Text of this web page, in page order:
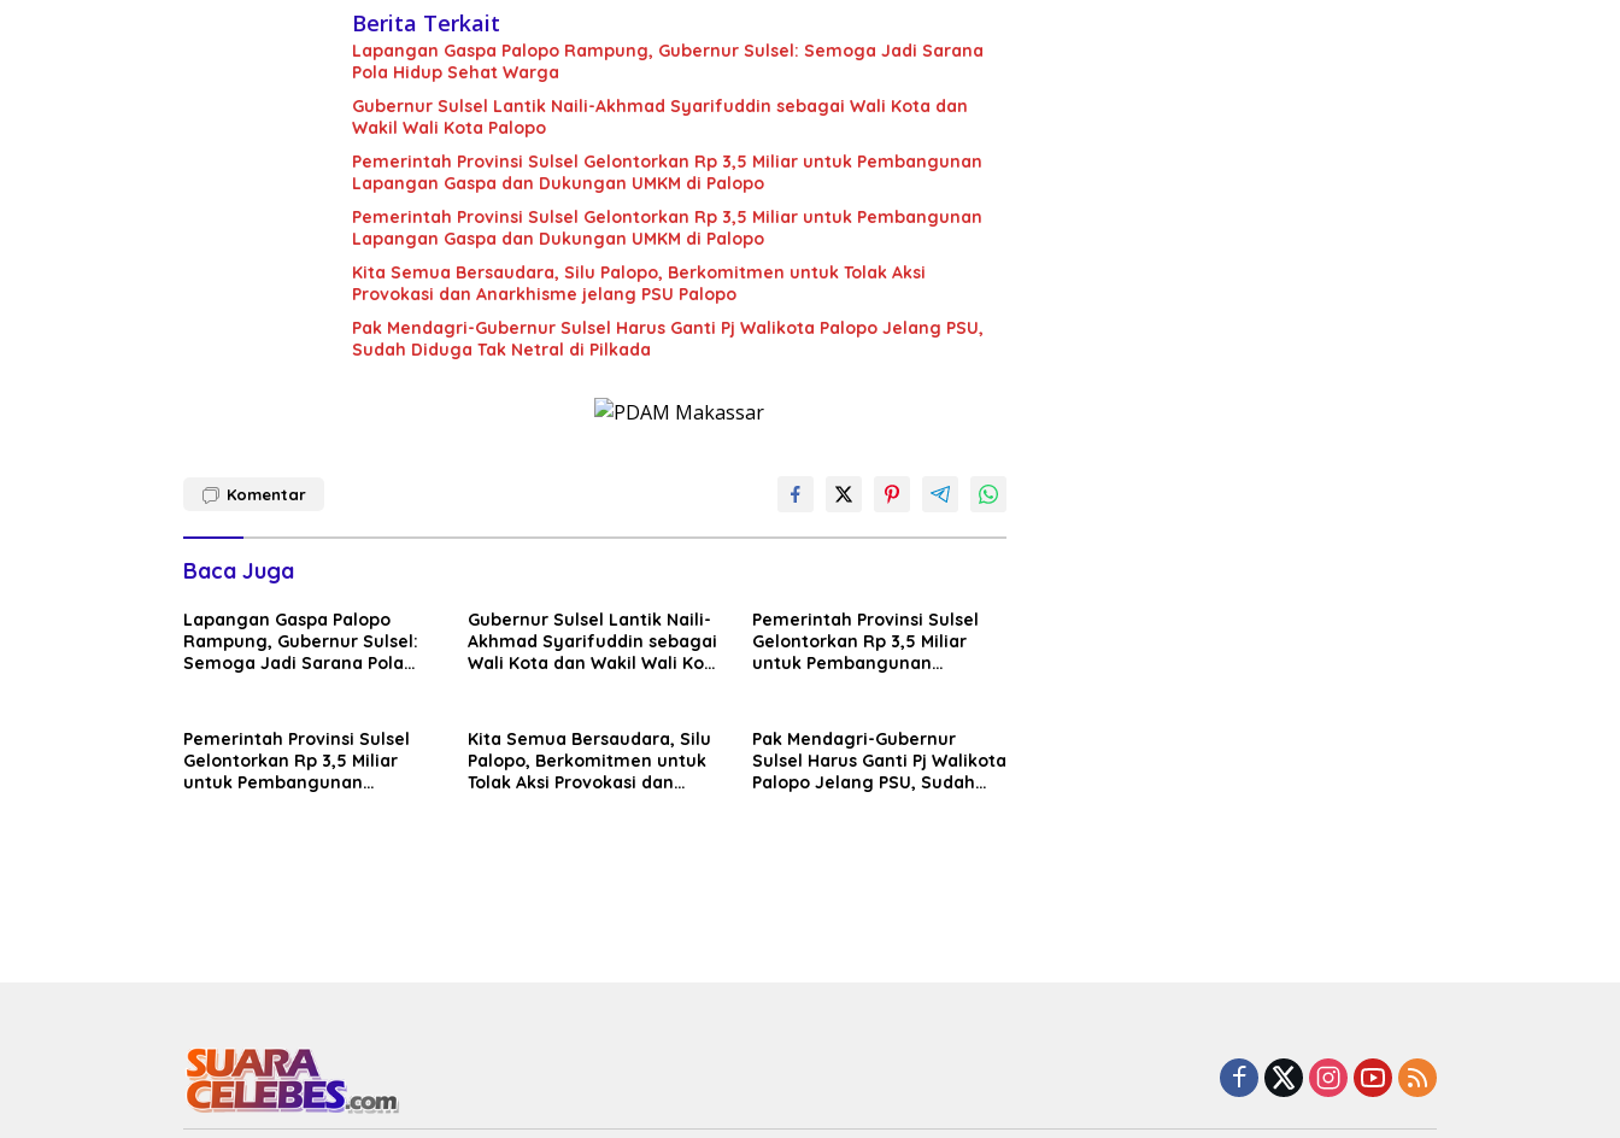
Berita Terkait
Lapangan Gaspa Palopo Rampung, Gubernur Sulsel: Semoga Jadi Sarana
Pola Hidup Sehat Warga
Gubernur Sulsel Lantik Naili-Akhmad Syarifuddin sebagai Wali Kota dan
Wakil Wali Kota Palopo
Pemerintah Provinsi Sulsel Gelontorkan Rp 3,5 Miliar untuk Pembangunan
Lapangan Gaspa dan Dukungan UMKM di Palopo
Pemerintah Provinsi Sulsel Gelontorkan Rp 3,5 Miliar untuk Pembangunan
Lapangan Gaspa dan Dukungan UMKM di Palopo
Kita Semua Bersaudara, Silu Palopo, Berkomitmen untuk Tolak Aksi
Provokasi dan Anarkhisme jelang PSU Palopo
Pak Mendagri-Gubernur Sulsel Harus Ganti Pj Walikota Palopo Jelang PSU,
Sudah Diduga Tak Netral di Pilkada
Komentar
Baca Juga
Lapangan Gaspa Palopo
Rampung, Gubernur Sulsel:
Semoga Jadi Sarana Pola
Gubernur Sulsel Lantik Naili-
Akhmad Syarifuddin sebagai
Wali Kota dan Wakil Wali Kota
Pemerintah Provinsi Sulsel
Gelontorkan Rp 3,5 Miliar
untuk Pembangunan
Pemerintah Provinsi Sulsel
Gelontorkan Rp 3,5 Miliar
untuk Pembangunan
Kita Semua Bersaudara, Silu
Palopo, Berkomitmen untuk
Tolak Aksi Provokasi dan
Pak Mendagri-Gubernur
Sulsel Harus Ganti Pj Walikota
Palopo Jelang PSU, Sudah